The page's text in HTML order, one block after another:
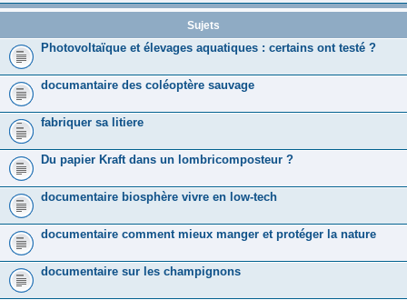
Sujets
Photovoltaïque et élevages aquatiques : certains ont testé ?
documantaire des coléoptère sauvage
fabriquer sa litiere
Du papier Kraft dans un lombricomposteur ?
documentaire biosphère vivre en low-tech
documentaire comment mieux manger et protéger la nature
documentaire sur les champignons